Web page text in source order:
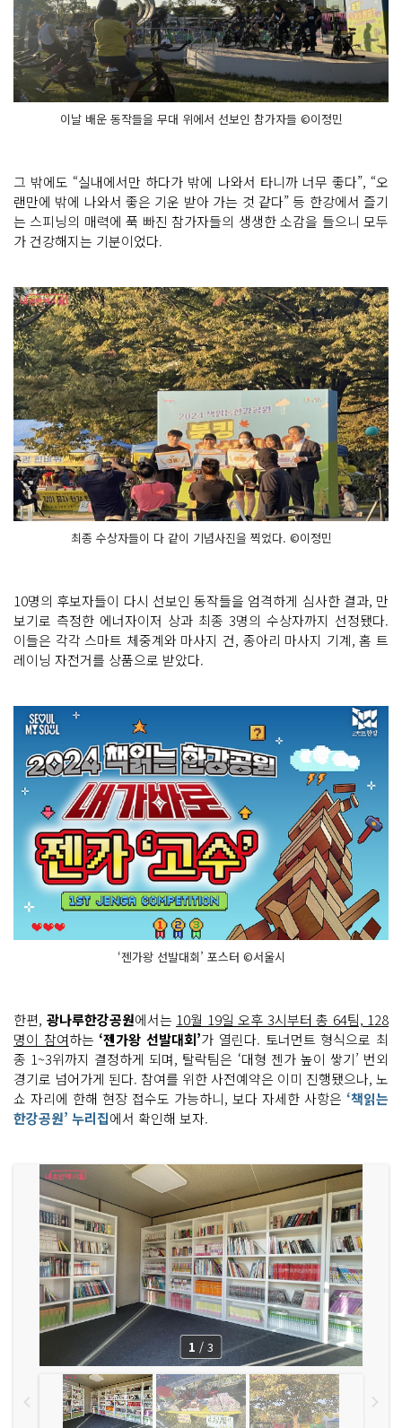
이날 배운 동작들을 무대 위에서 선보인 참가자들 ©이정민
그 밖에도 “실내에서만 하다가 밖에 나와서 타니까 너무 좋다”, “오
랜만에 밖에 나와서 좋은 기운 받아 가는 것 같다” 등 한강에서 즐기
는 스피닝의 매력에 푹 빠진 참가자들의 생생한 소감을 들으니 모두
가 건강해지는 기분이었다.
최종 수상자들이 다 같이 기념사진을 찍었다. ©이정민
10명의 후보자들이 다시 선보인 동작들을 엄격하게 심사한 결과, 만
보기로 측정한 에너자이저 상과 최종 3명의 수상자까지 선정됐다.
이들은 각각 스마트 체중계와 마사지 건, 종아리 마사지 기계, 홈 트
레이닝 자전거를 상품으로 받았다.
‘젠가왕 선발대회’ 포스터 ©서울시
한편, 광나루한강공원에서는 10월 19일 오후 3시부터 총 64팀, 128
명이 참여하는 ‘젠가왕 선발대회’가 열린다. 토너먼트 형식으로 최
종 1~3위까지 결정하게 되며, 탈락팀은 ‘대형 젠가 높이 쌓기’ 번외
경기로 넘어가게 된다. 참여를 위한 사전예약은 이미 진행됐으나, 노
쇼 자리에 한해 현장 접수도 가능하니, 보다 자세한 사항은 ‘책읽는
한강공원’ 누리집에서 확인해 보자.
1 / 3